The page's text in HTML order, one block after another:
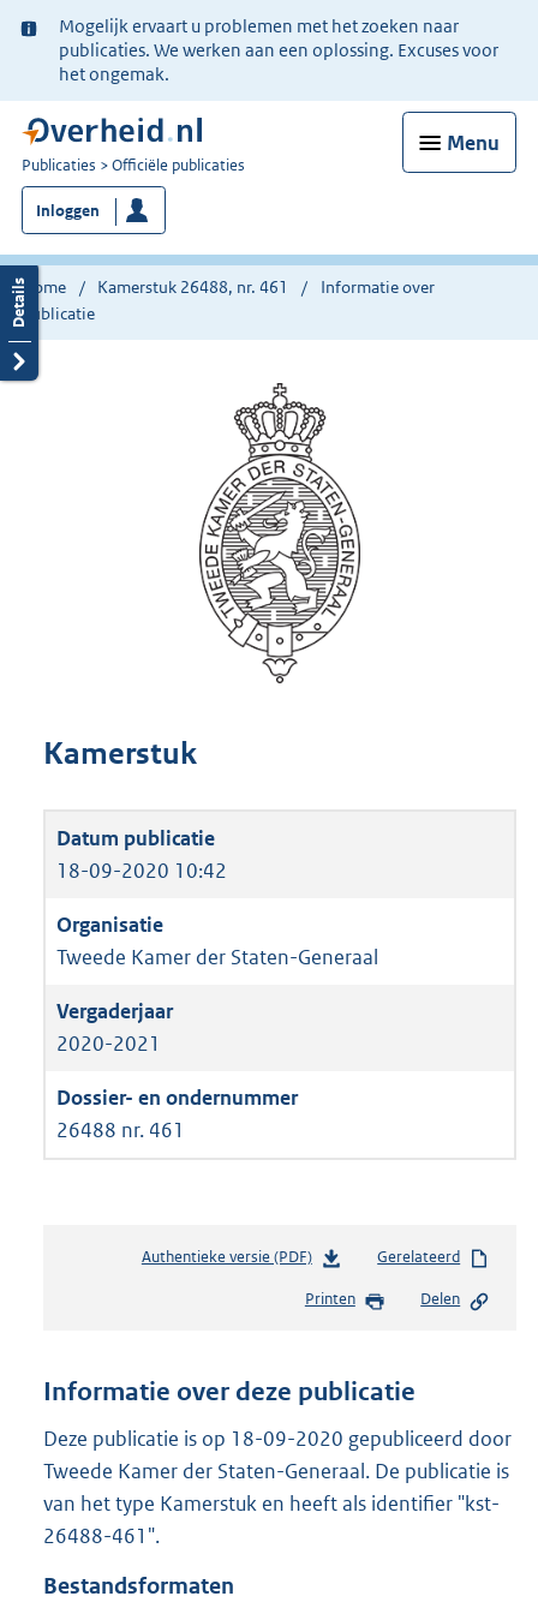
Ter
informatie:
Mogelijk ervaart u problemen met het zoeken naar
publicaties. We werken aan een oplossing. Excuses voor
het ongemak.
Menu
U
bent
nu
hier:
Publicaties Officiële publicaties
Inloggen
Home Kamerstuk 26488, nr. 461
Informatie over
publicatie
Kamerstuk
18-09-2020 10:42
Tweede Kamer der Staten-Generaal
2020-2021
26488 nr. 461
Authentieke versie (PDF)b
s
n
s
r
o
Gerelateerd
Printen Delen
Informatie over deze publicatie
Deze publicatie is op 18-09-2020 gepubliceerd door
Tweede Kamer der Staten-Generaal. De publicatie is
van het type Kamerstuk en heeft als identifier "kst-
26488-461".
Bestandsformaten